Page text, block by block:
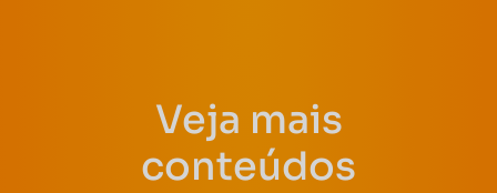
Veja mais
conteúdos